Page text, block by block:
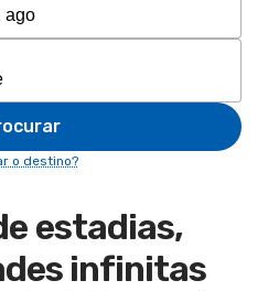
o destino?
estadias,
infinitas